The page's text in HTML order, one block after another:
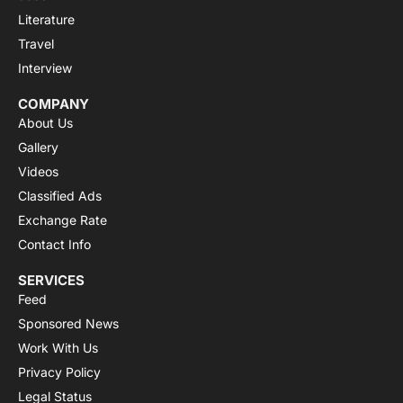
Literature
Travel
Interview
COMPANY
About Us
Gallery
Videos
Classified Ads
Exchange Rate
Contact Info
SERVICES
Feed
Sponsored News
Work With Us
Privacy Policy
Legal Status